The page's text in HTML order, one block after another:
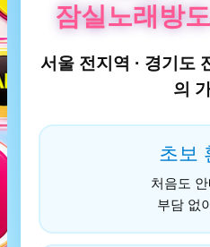
잠실노래방
서울 전지역 · 경기도
의
초보
처음도
부담 없